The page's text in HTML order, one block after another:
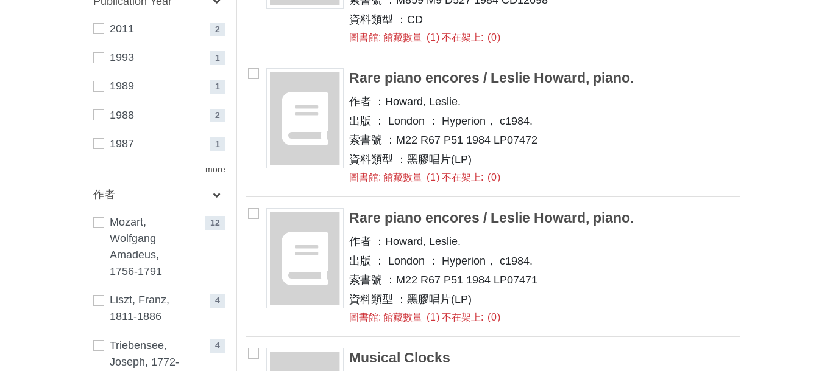
2011 2
1993 1
1989 1
1988 2
1987 1
more
作者
Mozart,
Wolfgang
Amadeus,
1756-1791
12
Liszt, Franz,
1811-1886
4
Triebensee,
Joseph, 1772-
4
資料類型 ：CD
圖書館: 館藏數量 1 不在架上: 0
Rare piano encores / Leslie Howard, piano.
作者 ：Howard, Leslie.
出版 ： London ： Hyperion， c1984.
索書號 ：M22 R67 P51 1984 LP07472
資料類型 ：黑膠唱片(LP)
圖書館: 館藏數量 1 不在架上: 0
Rare piano encores / Leslie Howard, piano.
作者 ：Howard, Leslie.
出版 ： London ： Hyperion， c1984.
索書號 ：M22 R67 P51 1984 LP07471
資料類型 ：黑膠唱片(LP)
圖書館: 館藏數量 1 不在架上: 0
Musical Clocks